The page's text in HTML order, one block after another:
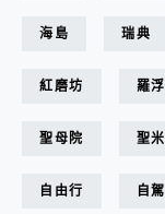
海島 瑞典
紅磨坊 羅
聖母院 聖
自由行 自駕